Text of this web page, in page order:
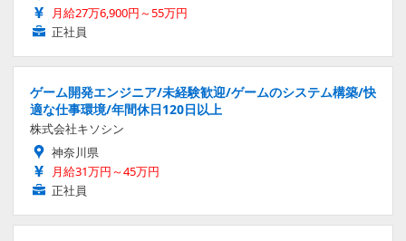
月給27万6,900円～55万円
正社員
ゲーム開発エンジニア/未経験歓迎/ゲームのシステム構築/快
適な仕事環境/年間休日120日以上
株式会社キソシン
神奈川県
月給31万円～45万円
正社員